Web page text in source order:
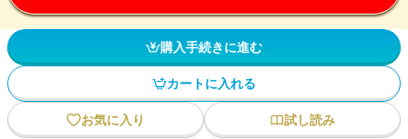
購入手続きに進む
カートに入れる
お気に入り
試し読み